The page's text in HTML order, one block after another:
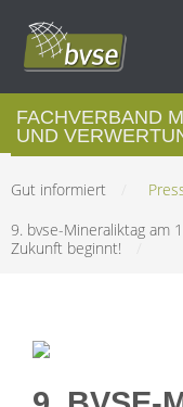
FACHVERBAND
UND
Gut informiert
9. bvse-Mineraliktag am
Zukunft beginnt!